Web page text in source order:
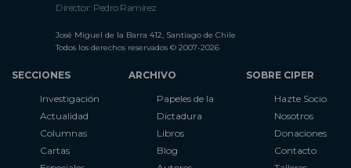
Director: Pedro Ramírez
José Miguel de la Barra 412, Santiago de Chile
Todos los derechos reservados © 2007-2026
SECCIONES
Investigación
Actualidad
Columnas
Cartas
ARCHIVO
Papeles de la
Dictadura
Libros
Blog
SOBRE CIPER
Hazte Socio
Nosotros
Donaciones
Contacto